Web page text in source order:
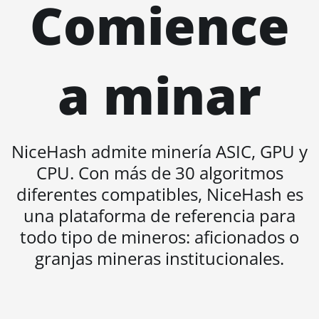
BITMAIN AntMiner L7
BITMAIN AntMiner L9
(17Gh)
Hyd 2U (27Gh)
BITMAIN AntMiner S11
BITMAIN AntMiner S15
BITMAIN AntMiner S17
BITMAIN AntMiner S17
(53Th)
Comience
a minar
NiceHash admite minería ASIC, GPU y
CPU. Con más de 30 algoritmos
diferentes compatibles, NiceHash es
una plataforma de referencia para
todo tipo de mineros: aficionados o
granjas mineras institucionales.